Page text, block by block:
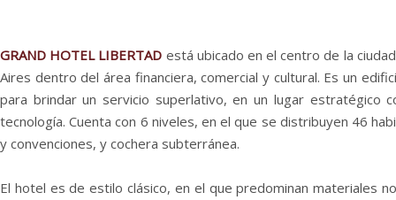
GRAND HOTEL LIBERTAD está ubicado en el centro de la
Aires dentro del área financiera, comercial y cultural. Es un
para brindar un servicio superlativo, en un lugar estratégico
tecnología. Cuenta con 6 niveles, en el que se distribuyen 46
y convenciones, y cochera subterránea.
El hotel es de estilo clásico, en el que predominan materiales